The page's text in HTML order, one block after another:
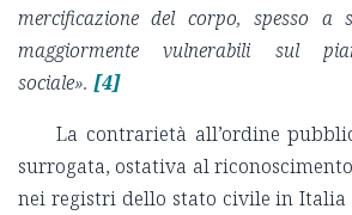
mercificazione del corpo, spesso a
maggiormente vulnerabili sul
sociale». [4]
La contrarietà all’ordine
surrogata, ostativa al
nei registri dello stato civile in